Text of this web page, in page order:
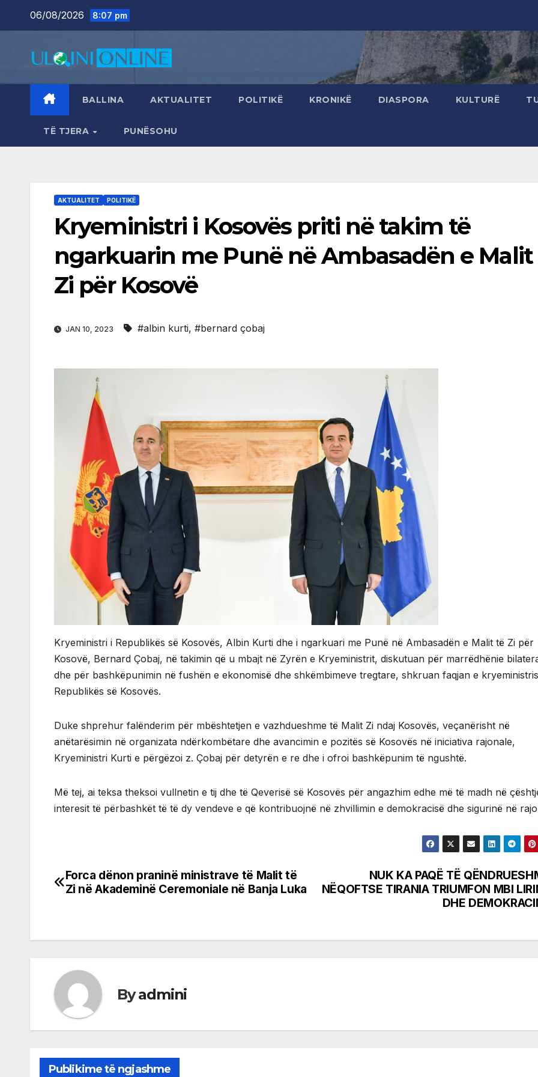
06/08/2026 8:07 pm
BALLINA AKTUALITET POLITIKË KRONIKË DIASPORA KULTURË
TË TJERA PUNËSOHU
AKTUALITET POLITIKË
Kryeministri i Kosovës priti në takim të
ngarkuarin me Punë në Ambasadën e Malit
Zi për Kosovë
JAN 10, 2023 #albin kurti, #bernard çobaj
Kryeministri i Republikës së Kosovës, Albin Kurti dhe i ngarkuari me Punë në Ambasadën e Malit të Zi për
Kosovë, Bernard Çobaj, në takimin që u mbajt në Zyrën e Kryeministrit, diskutuan për marrëdhënie
dhe për bashkëpunimin në fushën e ekonomisë dhe shkëmbimeve tregtare, shkruan faqjan e
Republikës së Kosovës.
Duke shprehur falënderim për mbështetjen e vazhdueshme të Malit Zi ndaj Kosovës, veçanërisht në
anëtarësimin në organizata ndërkombëtare dhe avancimin e pozitës së Kosovës në iniciativa rajonale,
Kryeministri Kurti e përgëzoi z. Çobaj për detyrën e re dhe i ofroi bashkëpunim të ngushtë.
Më tej, ai teksa theksoi vullnetin e tij dhe të Qeverisë së Kosovës për angazhim edhe më të madh në
interesit të përbashkët të të dy vendeve e që kontribuojnë në zhvillimin e demokracisë dhe sigurinë në
Post
NUK KA PAQË TË
NËQOFTSE TIRANIA TRIUMFON MBI
DHE
Forca dënon praninë ministrave të Malit të
Zi në Akademinë Ceremoniale në Banja Luka
Byadmini
Publikime të ngjashme